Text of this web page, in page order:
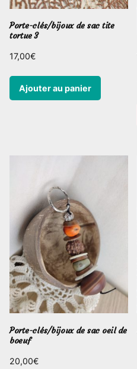
Porte-clés/bijoux de sac tite
tortue 3
17,00€
Ajouter au panier
Porte-clés/bijoux de sac oeil de
boeuf
20,00€